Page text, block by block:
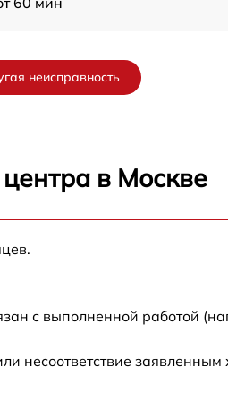
60 мин
от 60 мин
неисправность
в Москве
с выполненной работой
несоответствие